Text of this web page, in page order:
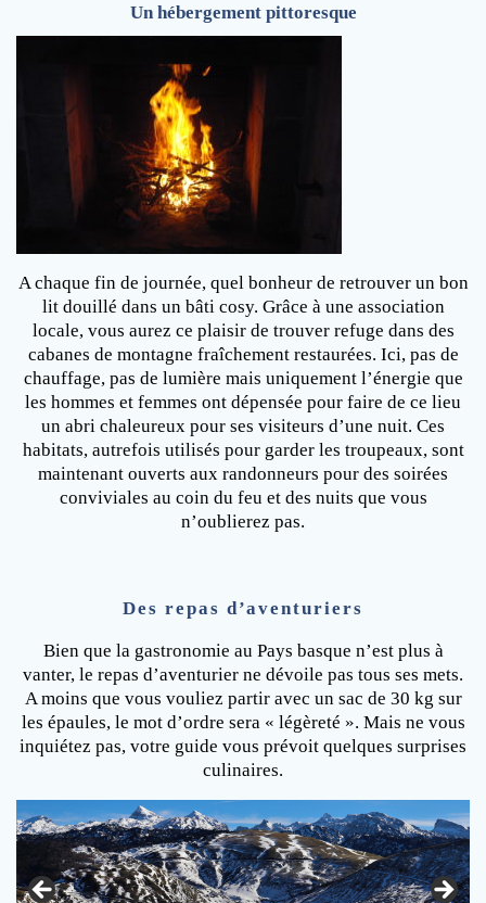
Un hébergement pittoresque
A chaque fin de journée, quel bonheur de retrouver un bon
lit douillé dans un bâti cosy. Grâce à une association
locale, vous aurez ce plaisir de trouver refuge dans des
cabanes de montagne fraîchement restaurées. Ici, pas de
chauffage, pas de lumière mais uniquement l’énergie que
les hommes et femmes ont dépensée pour faire de ce lieu
un abri chaleureux pour ses visiteurs d’une nuit. Ces
habitats, autrefois utilisés pour garder les troupeaux, sont
maintenant ouverts aux randonneurs pour des soirées
conviviales au coin du feu et des nuits que vous
n’oublierez pas.
Des repas d’aventuriers
Bien que la gastronomie au Pays basque n’est plus à
vanter, le repas d’aventurier ne dévoile pas tous ses mets.
A moins que vous vouliez partir avec un sac de 30 kg sur
les épaules, le mot d’ordre sera « légèreté ». Mais ne vous
inquiétez pas, votre guide vous prévoit quelques surprises
culinaires.